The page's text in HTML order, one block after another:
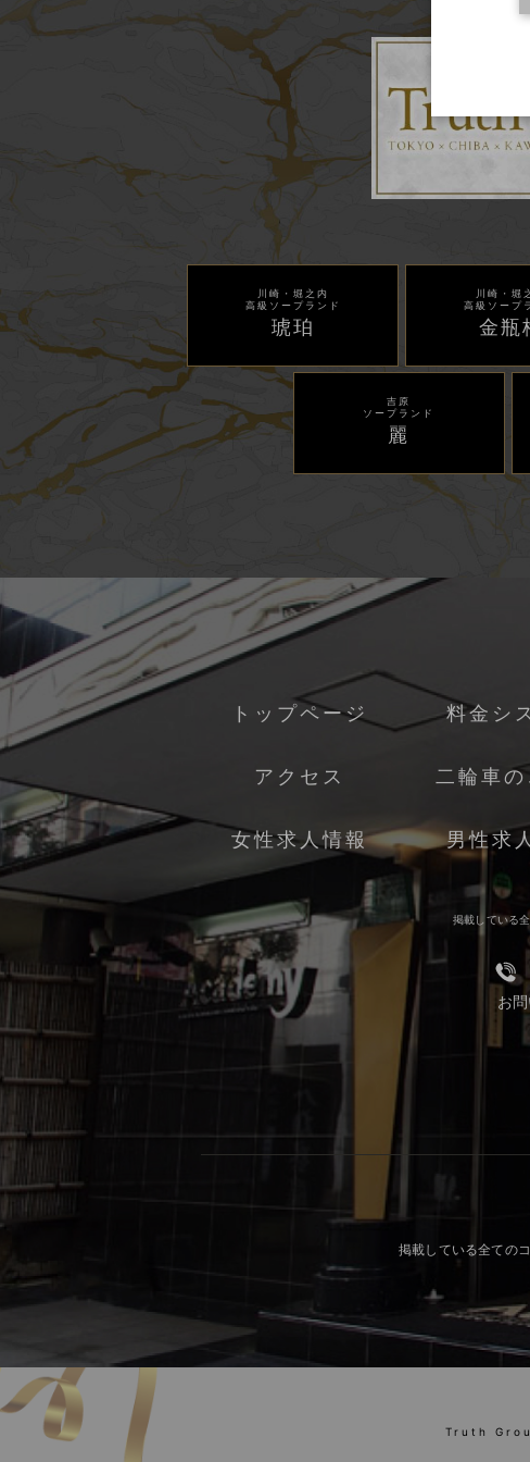
川崎・堀之内
高級ソープランド
琥珀
川崎・堀
高級ソープ
金瓶
吉原
ソープランド
麗
トップページ 料金シ
アクセス 二輪車
女性求人情報 男性求
掲載している
お
掲載している全ての
Truth